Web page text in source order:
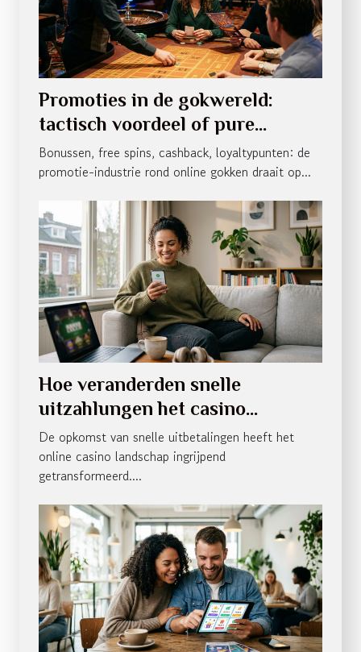
Promoties in de gokwereld:
tactisch voordeel of pure
verleiding?
Bonussen, free spins, cashback, loyaltypunten: de
promotie-industrie rond online gokken draait op...
Hoe veranderden snelle
uitzahlungen het casino
landschap?
De opkomst van snelle uitbetalingen heeft het
online casino landschap ingrijpend
getransformeerd....